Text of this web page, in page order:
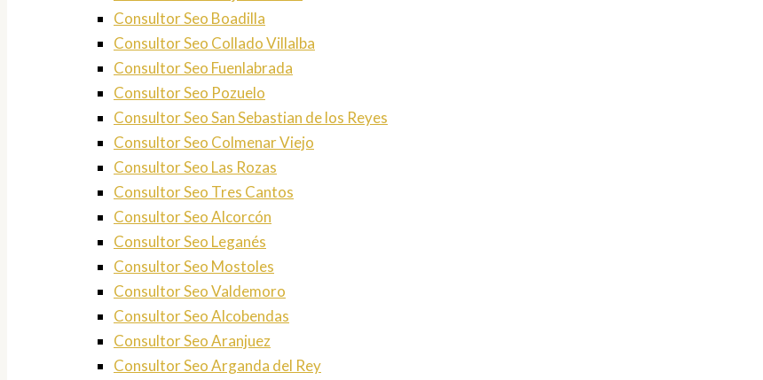
Consultor Seo Boadilla
Consultor Seo Collado Villalba
Consultor Seo Fuenlabrada
Consultor Seo Pozuelo
Consultor Seo San Sebastian de los Reyes
Consultor Seo Colmenar Viejo
Consultor Seo Las Rozas
Consultor Seo Tres Cantos
Consultor Seo Alcorcón
Consultor Seo Leganés
Consultor Seo Mostoles
Consultor Seo Valdemoro
Consultor Seo Alcobendas
Consultor Seo Aranjuez
Consultor Seo Arganda del Rey